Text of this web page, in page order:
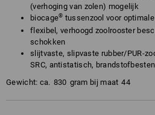
(verhoging van zolen) mogelijk
biocage® tussenzool voor
flexibel, verhoogd zoolrooster
schokken
slijtvaste, slipvaste rubber/PUR-
SRC, antistatisch,
Gewicht: ca. 830 gram bij maat 44